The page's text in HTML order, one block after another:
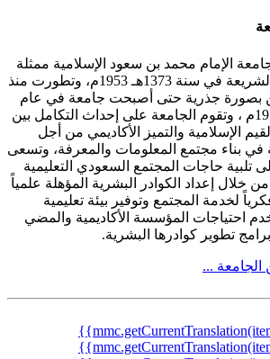
الإمام محمد بن سعود الإسلامية ممثلة
في كلية الشريعة في سنة 1373هـ 1953م، وتطورت منذ
بصورة جذرية حتى أصبحت جامعة في عام
1394 - 1974م ، وتقوم الجامعة على إحداث التكامل بين
الإسلامية والتميز الأكاديمي من أجل
في بناء مجتمع المعلومات والمعرفة، وتسعى
تلبية حاجات المجتمع السعودي التعليمية
من خلال إعداد الكوادر البشرية المؤهلة علمياً
لخدمة المجتمع وتوفير بيئة تعليمية
احتياجات المؤسسة الأكاديمية والمضي
تطوير كوادرها البشرية.
الجامعة ...